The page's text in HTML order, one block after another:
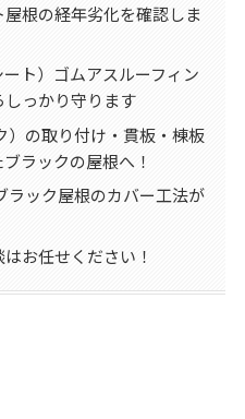
屋根の経年劣化を確認しま
ート）ゴムアスルーフィン
っかり守ります
）の取り付け・貫板・棟板
ラックの屋根へ！
ラック屋根のカバー工法が
お任せください！